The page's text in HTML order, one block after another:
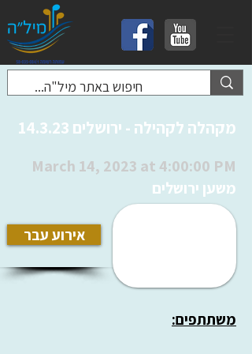
מקהלה לקהילה - ירושלים 14.3.23
March 14, 2023 at 4:00:00 PM
משען ירושלים
אירוע עבר
משתתפים: